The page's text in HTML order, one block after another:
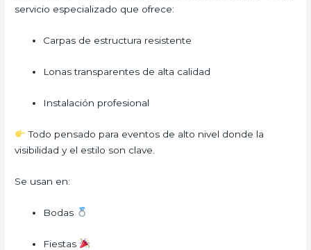
servicio especializado que ofrece:
Carpas de estructura resistente
Lonas transparentes de alta calidad
Instalación profesional
Todo pensado para eventos de alto nivel donde la
visibilidad y el estilo son clave.
Se usan en:
Bodas
Fiestas